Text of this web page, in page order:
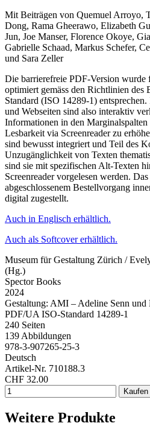
Mit Beiträgen von Quemuel Arroyo,
Dong, Rama Gheerawo, Elizabeth
Jun, Joe Manser, Florence Okoye,
Gabrielle Schaad, Markus Schefer,
und Sara Zeller
Die barrierefreie PDF-Version wurde
optimiert gemäss den Richtlinien des
Standard (ISO 14289-1)
und Webseiten sind also interaktiv
Informationen in den Marginalspalten
Lesbarkeit via Screenreader zu
sind bewusst integriert und Teil des
Unzugänglichkeit von Texten
sind sie mit spezifischen Alt-Texten
Screenreader vorgelesen werden.
abgeschlossenem Bestellvorgang
digital zugestellt.
Auch in Englisch erhältlich.
Auch als Softcover erhältlich.
Museum für Gestaltung Zürich /
(Hg.)
Spector Books
2024
Gestaltung: AMI – Adeline Senn und
PDF/UA ISO-Standard 14289-1
240 Seiten
139 Abbildungen
978-3-907265-25-3
Deutsch
Artikel-Nr. 710188.3
CHF 32.00
Weitere Produkte